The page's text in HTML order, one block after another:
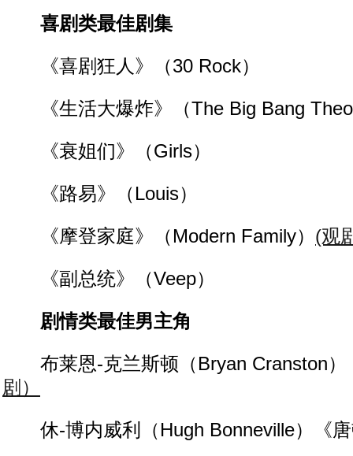
喜剧类最佳剧集
《喜剧狂人》（30 Rock）
《生活大爆炸》（The Big Bang
《衰姐们》（Girls）
《路易》（Louis）
《摩登家庭》（Modern Family） (观
《副总统》（Veep）
剧情类最佳男主角
布莱恩-克兰斯顿（Bryan Cranston）
剧）
休-博内威利（Hugh Bonneville）《唐